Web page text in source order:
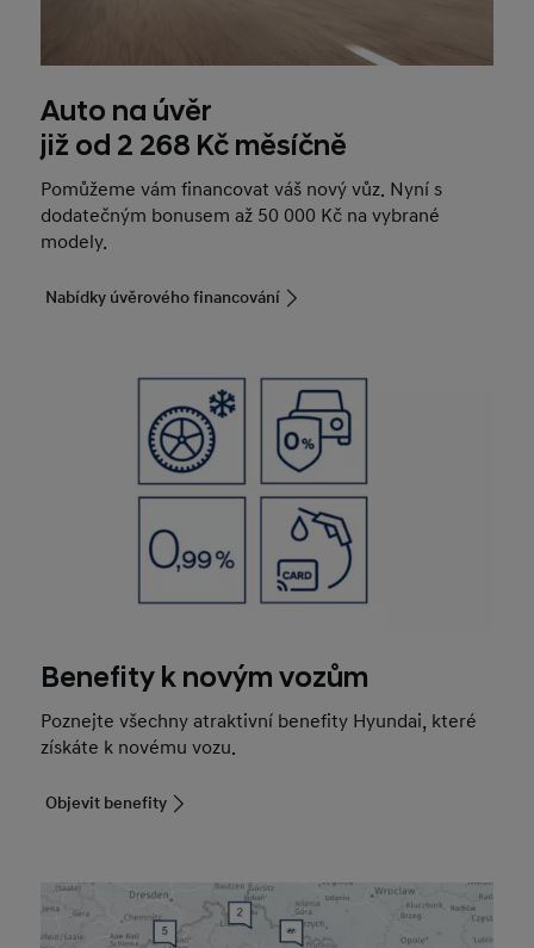
Auto na úvěr
již od 2 268 Kč měsíčně
Pomůžeme vám financovat váš nový vůz. Nyní s
dodatečným bonusem až 50 000 Kč na vybrané
modely.
Nabídky úvěrového financování
Benefity k novým vozům
Poznejte všechny atraktivní benefity Hyundai, které
získáte k novému vozu.
Objevit benefity